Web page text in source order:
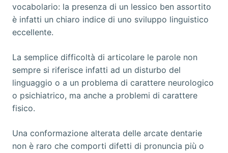
vocabolario: la presenza di un lessico ben assortito
è infatti un chiaro indice di uno sviluppo linguistico
eccellente.
La semplice difficoltà di articolare le parole non
sempre si riferisce infatti ad un disturbo del
linguaggio o a un problema di carattere neurologico
o psichiatrico, ma anche a problemi di carattere
fisico.
Una conformazione alterata delle arcate dentarie
non è raro che comporti difetti di pronuncia più o